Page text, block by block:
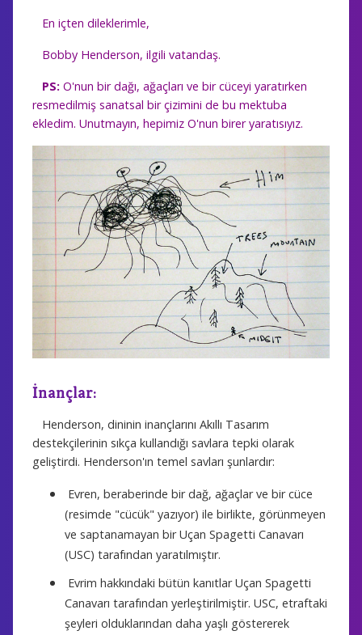
En içten dileklerimle,
Bobby Henderson, ilgili vatandaş.
PS: O'nun bir dağı, ağaçları ve bir cüceyi yaratırken
resmedilmiş sanatsal bir çizimini de bu mektuba
ekledim. Unutmayın, hepimiz O'nun birer yaratısıyız.
İnançlar:
Henderson, dininin inançlarını Akıllı Tasarım
destekçilerinin sıkça kullandığı savlara tepki olarak
geliştirdi. Henderson'ın temel savları şunlardır:
Evren, beraberinde bir dağ, ağaçlar ve bir cüce
(resimde "cücük" yazıyor) ile birlikte, görünmeyen
ve saptanamayan bir Uçan Spagetti Canavarı
(USC) tarafından yaratılmıştır.
Evrim hakkındaki bütün kanıtlar Uçan Spagetti
Canavarı tarafından yerleştirilmiştir. USC, etraftaki
şeyleri olduklarından daha yaşlı göstererek